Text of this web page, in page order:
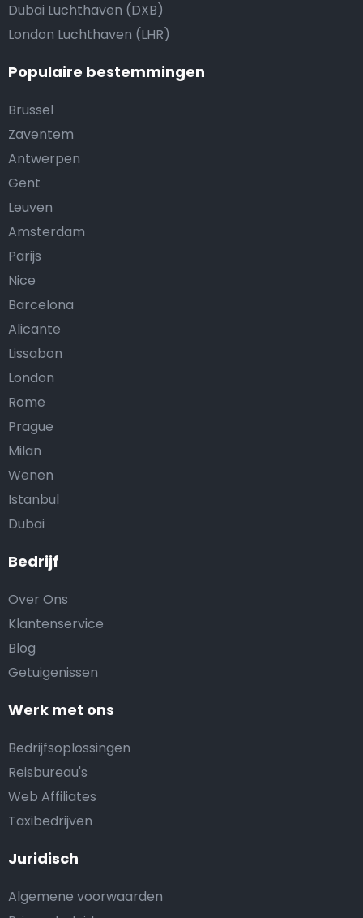
Bedrijf
Over Ons
Klantenservice
Blog
Getuigenissen
Werk met ons
Bedrijfsoplossingen
Reisbureau's
Web Affiliates
Taxibedrijven
Juridisch
Algemene voorwaarden
Dubai Luchthaven (DXB)
London Luchthaven (LHR)
Populaire bestemmingen
Brussel
Zaventem
Antwerpen
Gent
Leuven
Amsterdam
Parijs
Nice
Barcelona
Alicante
Lissabon
London
Rome
Prague
Milan
Wenen
Istanbul
Dubai